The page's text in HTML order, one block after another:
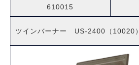
610015
ツインバーナー US-2400（10020）